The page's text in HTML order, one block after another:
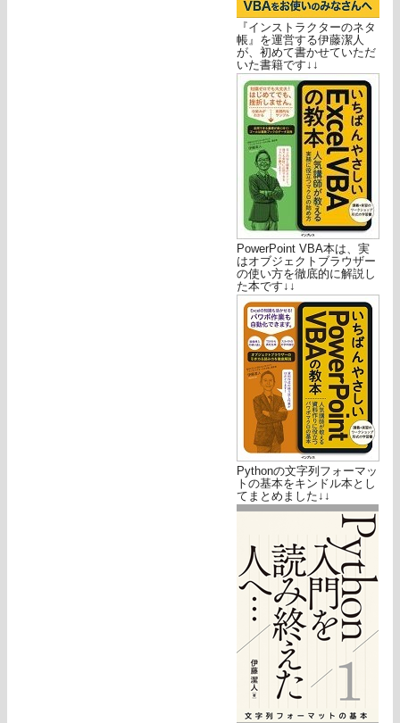
『インストラクターのネタ
帳』を運営する伊藤潔人
が、初めて書かせていただ
いた書籍です↓↓
PowerPoint VBA本は、実
はオブジェクトブラウザー
の使い方を徹底的に解説し
た本です↓↓
Pythonの文字列フォーマッ
トの基本をキンドル本とし
てまとめました↓↓